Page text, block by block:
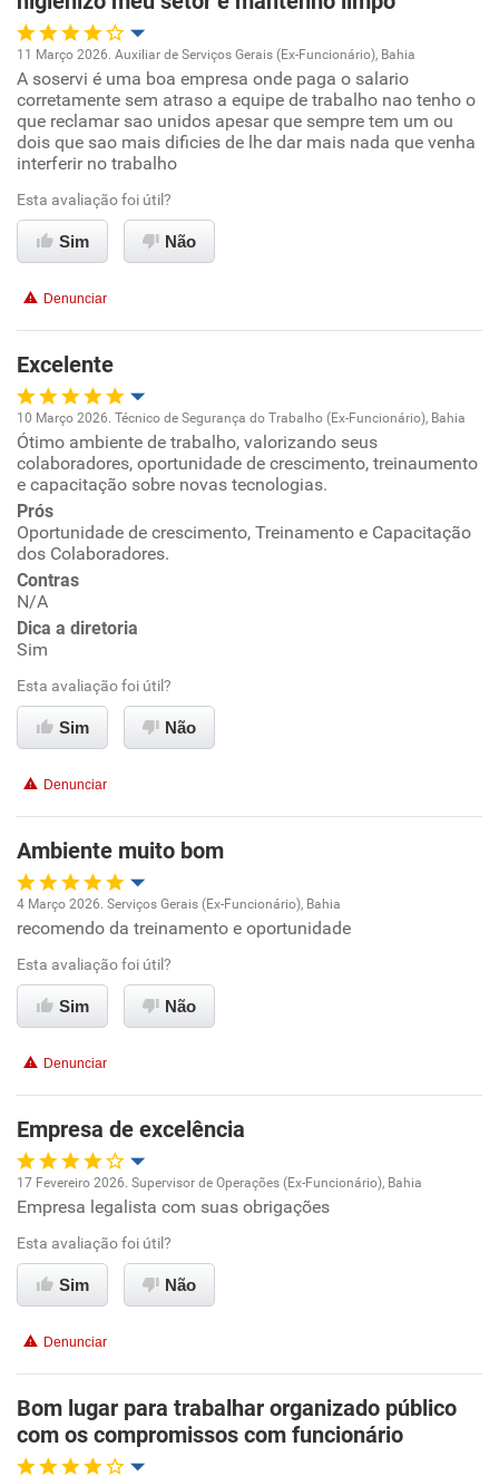
Oportunidade de promoção
Ambiente de trabalho
Conciliação com a vida familiar
Benefícios
Recomenda esta empresa
11 Março 2026. Auxiliar de Serviços Gerais (Ex-Funcionário), Bahia
A soservi é uma boa empresa onde paga o salario
corretamente sem atraso a equipe de trabalho nao tenho o
que reclamar sao unidos apesar que sempre tem um ou
dois que sao mais dificies de lhe dar mais nada que venha
interferir no trabalho
Esta avaliação foi útil?
Sim Não
Denunciar
Excelente
Oportunidade de promoção
Ambiente de trabalho
Conciliação com a vida familiar
Benefícios
10 Março 2026. Técnico de Segurança do Trabalho (Ex-Funcionário), Bahia
Ótimo ambiente de trabalho, valorizando seus
colaboradores, oportunidade de crescimento, treinaumento
e capacitação sobre novas tecnologias.
Prós
Oportunidade de crescimento, Treinamento e Capacitação
dos Colaboradores.
Contras
N/A
Dica a diretoria
Sim
Esta avaliação foi útil?
Sim Não
Denunciar
Ambiente muito bom
Oportunidade de promoção
Ambiente de trabalho
Benefícios
Recomenda esta empresa
Recomenda a diretoria
4 Março 2026. Serviços Gerais (Ex-Funcionário), Bahia
recomendo da treinamento e oportunidade
Esta avaliação foi útil?
Sim Não
Denunciar
Empresa de excelência
Oportunidade de promoção
Ambiente de trabalho
Benefícios
Recomenda esta empresa
Recomenda a diretoria
17 Fevereiro 2026. Supervisor de Operações (Ex-Funcionário), Bahia
Empresa legalista com suas obrigações
Esta avaliação foi útil?
Sim Não
Denunciar
Bom lugar para trabalhar organizado público
com os compromissos com funcionário